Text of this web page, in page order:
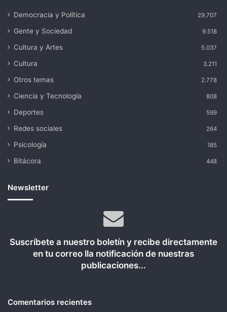
Democracia y Política 29.707
Gente y Sociedad 9.518
Cultura y Artes 5.037
Cultura 3.211
Otros temas 2.778
Ciencia y Tecnología 808
Deportes 599
Redes sociales 264
Psicología 185
Bitácora 448
Newsletter
Suscríbete a nuestro boletín y recibe directamente
en tu correo lla notificación de nuestras
publicaciones...
Comentarios recientes